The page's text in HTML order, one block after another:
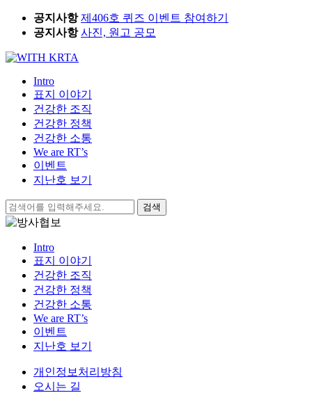
Skip
content
공지사항 제406호 퀴즈 이벤트 참여하기
공지사항 사진, 원고 공모
Intro
표지 이야기
건강한 조직
건강한 정책
건강한 소통
We are RT’s
이벤트
지난호 보기
검
색:
Intro
표지 이야기
건강한 조직
건강한 정책
건강한 소통
We are RT’s
이벤트
지난호 보기
개인정보처리방침
오시는 길